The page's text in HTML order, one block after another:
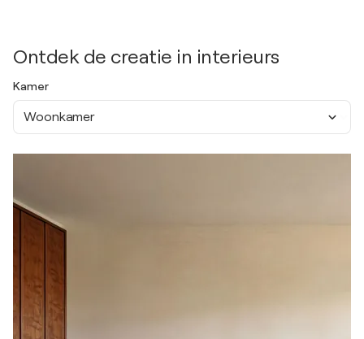
Ontdek de creatie in interieurs
Kamer
Woonkamer